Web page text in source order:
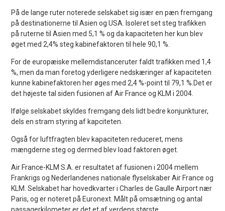
På de lange ruter noterede selskabet sig især en pæn fremgang
på destinationerne til Asien og USA. Isoleret set steg trafikken
på ruterne til Asien med 5,1 % og da kapaciteten her kun blev
øget med 2,4% steg kabinefaktoren til hele 90,1 %.
For de europæiske mellemdistanceruter faldt trafikken med 1,4
%, men da man foretog yderligere nedskæringer af kapaciteten
kunne kabinefaktoren her øges med 2,4 %-point til 79,1 %.Det er
det højeste tal siden fusionen af Air France og KLM i 2004.
Ifølge selskabet skyldes fremgang dels lidt bedre konjunkturer,
dels en stram styring af kapciteten.
Også for luftfragten blev kapaciteten reduceret, mens
mængderne steg og dermed blev load faktoren øget.
Air France-KLM S.A. er resultatet af fusionen i 2004 mellem
Frankrigs og Nederlandenes nationale flyselskaber Air France og
KLM. Selskabet har hovedkvarter i Charles de Gaulle Airport nær
Paris, og er noteret på Euronext. Målt på omsætning og antal